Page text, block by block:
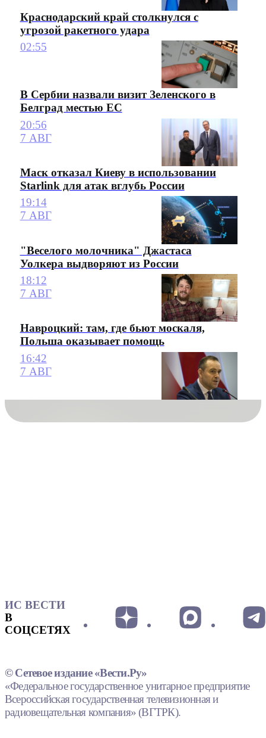
Краснодарский край столкнулся с
угрозой ракетного удара
02:55
В Сербии назвали визит Зеленского в
Белград местью ЕС
20:56
7 АВГ
Маск отказал Киеву в использовании
Starlink для атак вглубь России
19:14
7 АВГ
"Веселого молочника" Джастаса
Уолкера выдворяют из России
18:12
7 АВГ
Навроцкий: там, где бьют москаля,
Польша оказывает помощь
16:42
7 АВГ
ИС ВЕСТИ
В
СОЦСЕТЯХ
© Сетевое издание «Вести.Ру»
«Федеральное государственное унитарное предприятие
Всероссийская государственная телевизионная и
радиовещательная компания» (ВГТРК).